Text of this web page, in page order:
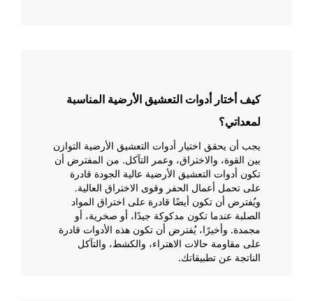
كيف أختار أدوات التعشيق الأرضية المناسبة
لمعداتي؟
يجب أن يحقق اختيار أدوات التعشيق الأرضية التوازن
بين القوة، والاختراق، وعمر التآكل. من المفترض أن
تكون أدوات التعشيق الأرضية عالية الجودة قادرة
على تحمل أعمال الحفر وقوى الاختراق العالية.
ويُفترض أن تكون أيضًا قادرة على اختراق المواد
الصلبة عندما تكون مدكوكة جيدًا، أو صخرية، أو
مجمدة. وأخيرًا، يُفترض أن تكون هذه الأدوات قادرة
على مقاومة حالات الاهتراء، والكشط، والتآكل
الناتجة عن تطبيقاتك.